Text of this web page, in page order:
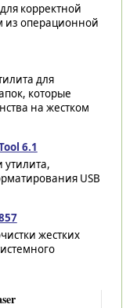
корректной
из операционной
для
которые
на жестком
6.1
утилита,
USB
жестких